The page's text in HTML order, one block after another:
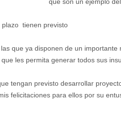
plazo tienen previsto
que ya disponen de un importante
les permita generar todos sus
tengan previsto desarrollar
felicitaciones para ellos por su